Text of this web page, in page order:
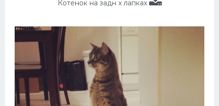
Котенок на задн х лапках